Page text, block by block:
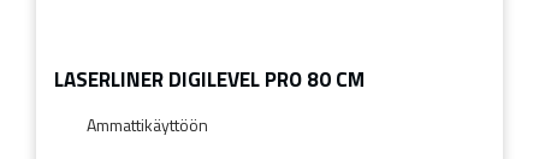
LASERLINER DIGILEVEL PRO 80 CM
Ammattikäyttöön